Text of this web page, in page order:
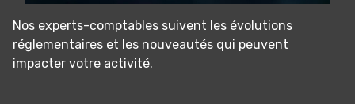
Nos experts-comptables suivent les évolutions
réglementaires et les nouveautés qui peuvent
impacter votre activité.